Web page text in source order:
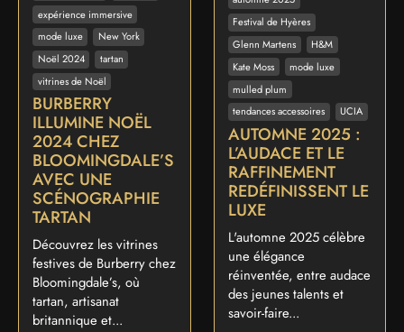
expérience immersive
mode luxe
New York
Noël 2024
tartan
vitrines de Noël
BURBERRY
ILLUMINE NOËL
2024 CHEZ
BLOOMINGDALE’S
AVEC UNE
SCÉNOGRAPHIE
TARTAN
Découvrez les vitrines
festives de Burberry chez
Bloomingdale’s, où
tartan, artisanat
britannique et...
Festival de Hyères
Glenn Martens
H&M
Kate Moss
mode luxe
mulled plum
tendances accessoires
UCIA
AUTOMNE 2025 :
L’AUDACE ET LE
RAFFINEMENT
REDÉFINISSENT LE
LUXE
L'automne 2025 célèbre
une élégance
réinventée, entre audace
des jeunes talents et
savoir-faire...